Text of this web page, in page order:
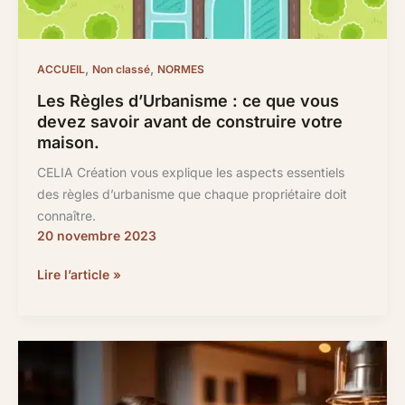
ACCUEIL Non classé NORMES
Les Règles d’Urbanisme : ce que vous
devez savoir avant de construire votre
maison.
CELIA Création vous explique les aspects essentiels
des règles d’urbanisme que chaque propriétaire doit
connaître.
20 novembre 2023
Les
:
Lire l’article »